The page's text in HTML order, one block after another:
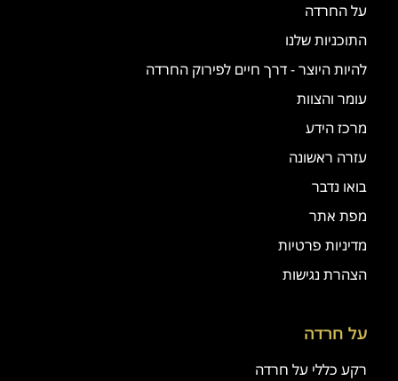
על החרדה
התוכניות שלנו
להיות היוצר - דרך חיים לפירוק החרדה
עומר והצוות
מרכז הידע
עזרה ראשונה
בואו נדבר
מפת אתר
מדיניות פרטיות
הצהרת נגישות
על חרדה
רקע כללי על חרדה